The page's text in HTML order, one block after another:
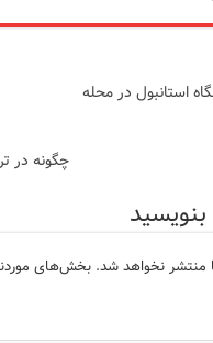
استانبول در محله
چگونه در
بنویسید
منتشر نخواهد شد. بخش‌های